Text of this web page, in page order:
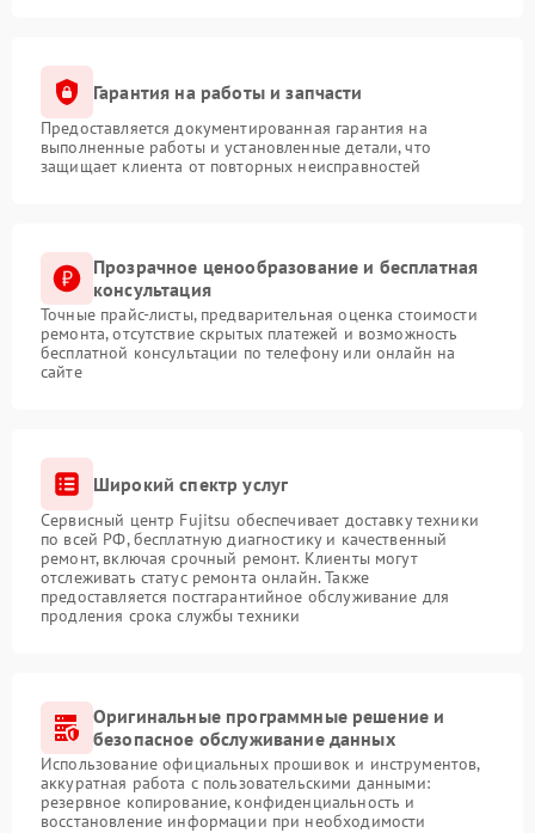
Гарантия на работы и запчасти
Предоставляется документированная гарантия на
выполненные работы и установленные детали, что
защищает клиента от повторных неисправностей
Прозрачное ценообразование и бесплатная
консультация
Точные прайс-листы, предварительная оценка стоимости
ремонта, отсутствие скрытых платежей и возможность
бесплатной консультации по телефону или онлайн на
сайте
Широкий спектр услуг
Сервисный центр Fujitsu обеспечивает доставку техники
по всей РФ, бесплатную диагностику и качественный
ремонт, включая срочный ремонт. Клиенты могут
отслеживать статус ремонта онлайн. Также
предоставляется постгарантийное обслуживание для
продления срока службы техники
Оригинальные программные решение и
безопасное обслуживание данных
Использование официальных прошивок и инструментов,
аккуратная работа с пользовательскими данными:
резервное копирование, конфиденциальность и
восстановление информации при необходимости